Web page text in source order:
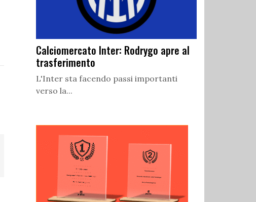
Calciomercato Inter: Rodrygo apre al
trasferimento
L'Inter sta facendo passi importanti
verso la...